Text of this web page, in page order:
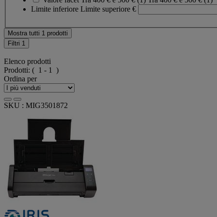
Limite inferiore Limite superiore €
Mostra tutti 1 prodotti
Filtri 1
Elenco prodotti
Prodotti: ( 1 - 1 )
Ordina per
SKU : MIG3501872